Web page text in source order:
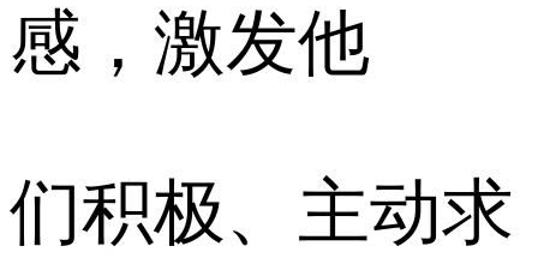
感，激发他
们积极、主动求